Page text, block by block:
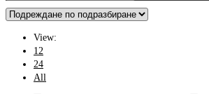
View:
12
24
All